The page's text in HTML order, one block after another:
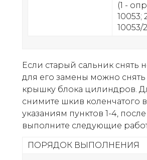
(1 -
10053;
10053/
Если старый сальник снять
для его замены можно
крышку блока цилиндров.
снимите шкив коленчатого
указаниям пунктов 1-4,
выполните следующие
ПОРЯДОК ВЫПОЛНЕНИЯ